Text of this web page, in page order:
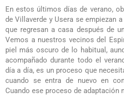
En estos últimos días de verano,
de Villaverde y Usera se empiezan
que regresan a casa después de
Vemos a nuestros vecinos del
piel más oscuro de lo habitual,
acompañado durante todo el
día a día, es un proceso que
cuando se entra de nuevo en
Cuando ese proceso de